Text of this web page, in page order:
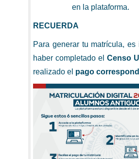
en la plataforma.
RECUERDA
Para generar tu matrícula, es
haber completado el Censo
realizado el pago